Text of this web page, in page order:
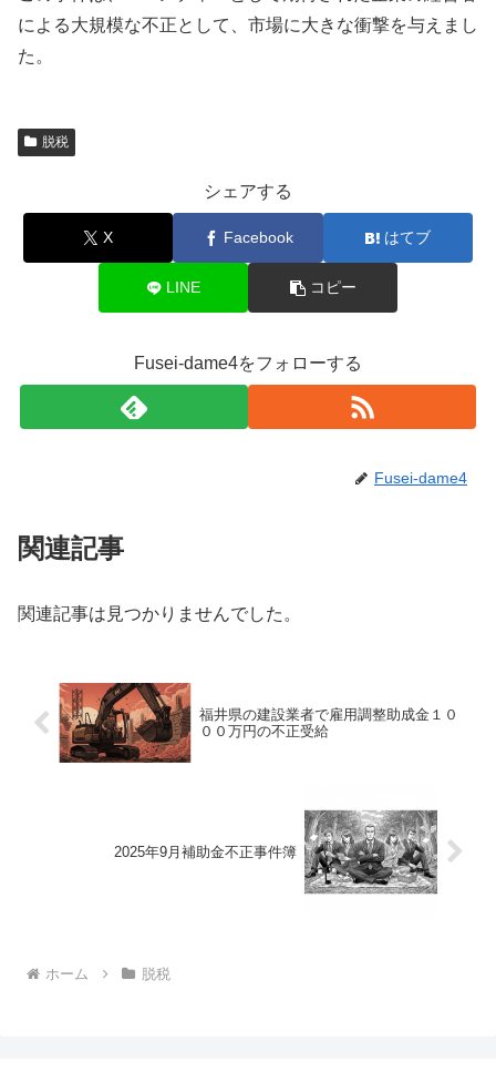
による大規模な不正として、市場に大きな衝撃を与えまし
た。
脱税
シェアする
X Facebook はてブ
LINE コピー
Fusei-dame4をフォローする
Fusei-dame4
関連記事
関連記事は見つかりませんでした。
福井県の建設業者で雇用調整助成金１０
００万円の不正受給
2025年9月補助金不正事件簿
ホーム 脱税